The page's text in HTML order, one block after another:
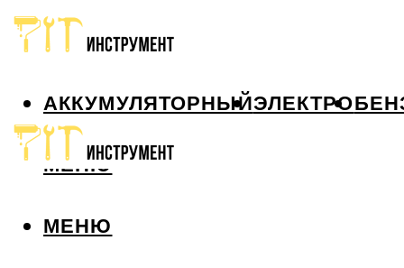
АККУМУЛЯТОРНЫЙЭЛЕКТРО
МЕНЮ
МЕНЮ